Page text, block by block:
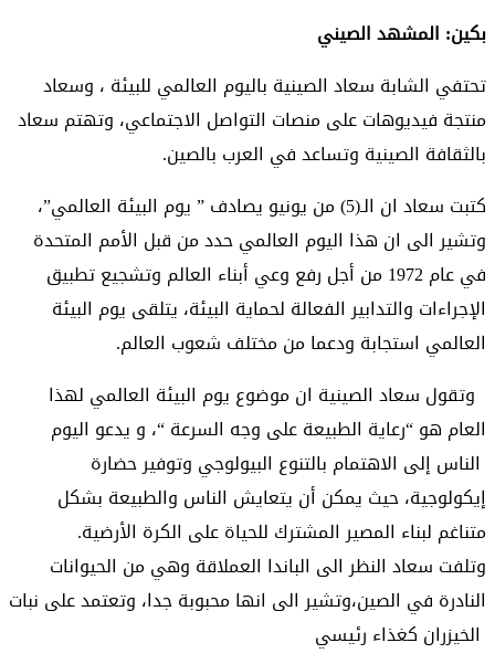
بكين: المشهد الصيني
تحتفي الشابة سعاد الصينية باليوم العالمي للبيئة ، وسعاد
منتجة فيديوهات على منصات التواصل الاجتماعي، وتهتم سعاد
بالثقافة الصينية وتساعد في العرب بالصين.
كتبت سعاد ان الـ(5) من يونيو يصادف ” يوم البيئة العالمي”،
وتشير الى ان هذا اليوم العالمي حدد من قبل الأمم المتحدة
في عام 1972 من أجل رفع وعي أبناء العالم وتشجيع تطبيق
الإجراءات والتدابير الفعالة لحماية البيئة، يتلقى يوم البيئة
العالمي استجابة ودعما من مختلف شعوب العالم.
وتقول سعاد الصينية ان موضوع يوم البيئة العالمي لهذا
العام هو “رعاية الطبيعة على وجه السرعة “، و يدعو اليوم
الناس إلى الاهتمام بالتنوع البيولوجي وتوفير حضارة
إيكولوجية، حيث يمكن أن يتعايش الناس والطبيعة بشكل
متناغم لبناء المصير المشترك للحياة على الكرة الأرضية.
وتلفت سعاد النظر الى الباندا العملاقة وهي من الحيوانات
النادرة في الصين،وتشير الى انها محبوبة جدا، وتعتمد على نبات
الخيزران كغذاء رئيسي